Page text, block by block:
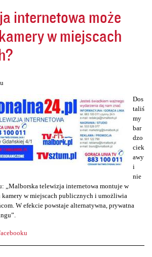
internetowa może
w miejscach
Dos
taliś
my
bar
dzo
ciek
awy
i
nie
„Malborska telewizja internetowa montuje w
kamery w miejscach publicznych i umożliwia
W efekcie powstaje alternatywna, prywatna